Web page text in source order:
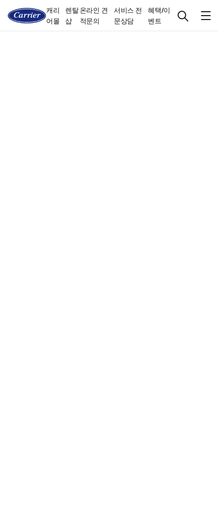
캐리
어몰
렌탈
샵
온라인 견
적문의
서비스 전
문상담
혜택/이
벤트